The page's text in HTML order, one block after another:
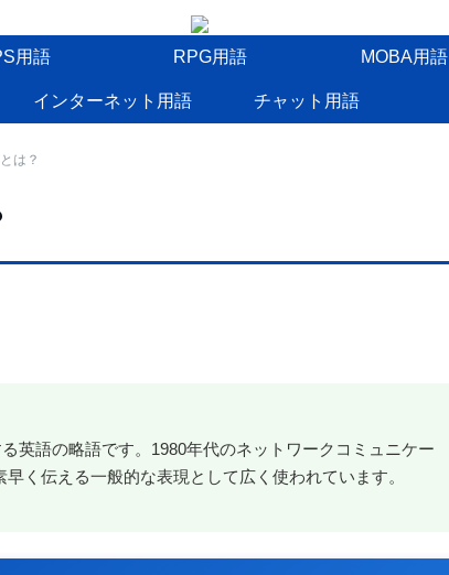
用語 RPG用語 MOBA用語
インターネット用語 チャット用語
は？
英語の略語です。1980年代のネットワークコミュニケー
く伝える一般的な表現として広く使われています。